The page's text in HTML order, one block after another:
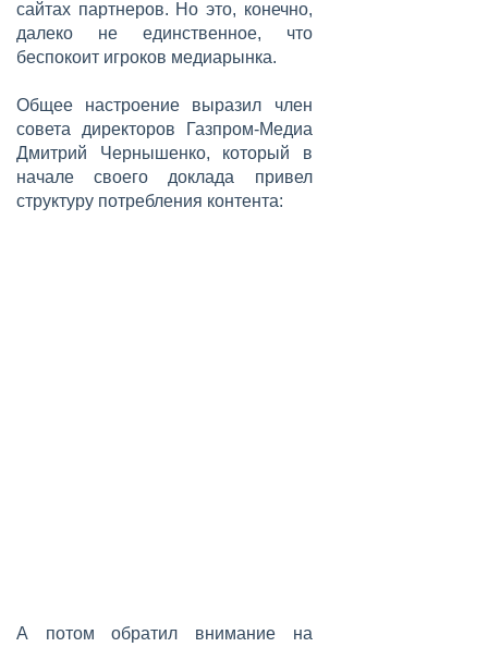
сайтах партнеров. Но это, конечно,
далеко не единственное, что
беспокоит игроков медиарынка.
Общее настроение выразил член
совета директоров Газпром-Медиа
Дмитрий Чернышенко, который в
начале своего доклада привел
структуру потребления контента:
А потом обратил внимание на